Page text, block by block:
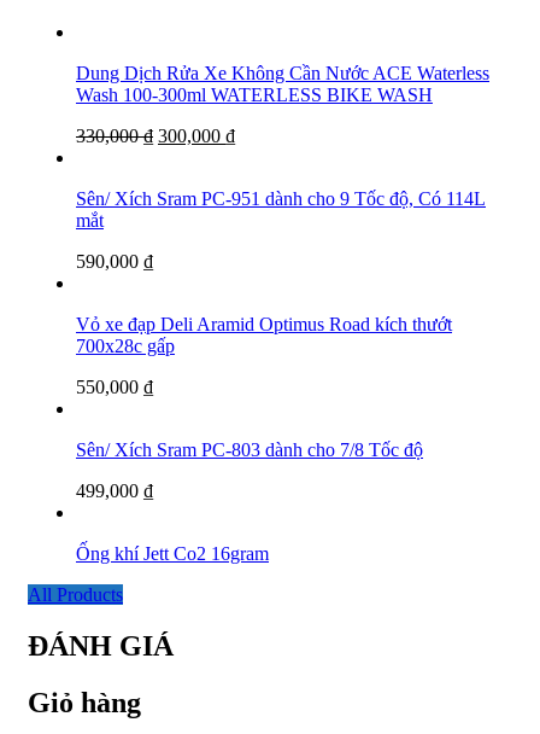
Dung Dịch Rửa Xe Không Cần Nước ACE Waterless
Wash 100-300ml WATERLESS BIKE WASH
330,000₫ 300,000 ₫
Sên/ Xích Sram PC-951 dành cho 9 Tốc độ, Có 114L
mắt
590,000 ₫
Vỏ xe đạp Deli Aramid Optimus Road kích thướt
700x28c gấp
550,000 ₫
Sên/ Xích Sram PC-803 dành cho 7/8 Tốc độ
499,000 ₫
Ống khí Jett Co2 16gram
All Products
ĐÁNH GIÁ
Giỏ hàng